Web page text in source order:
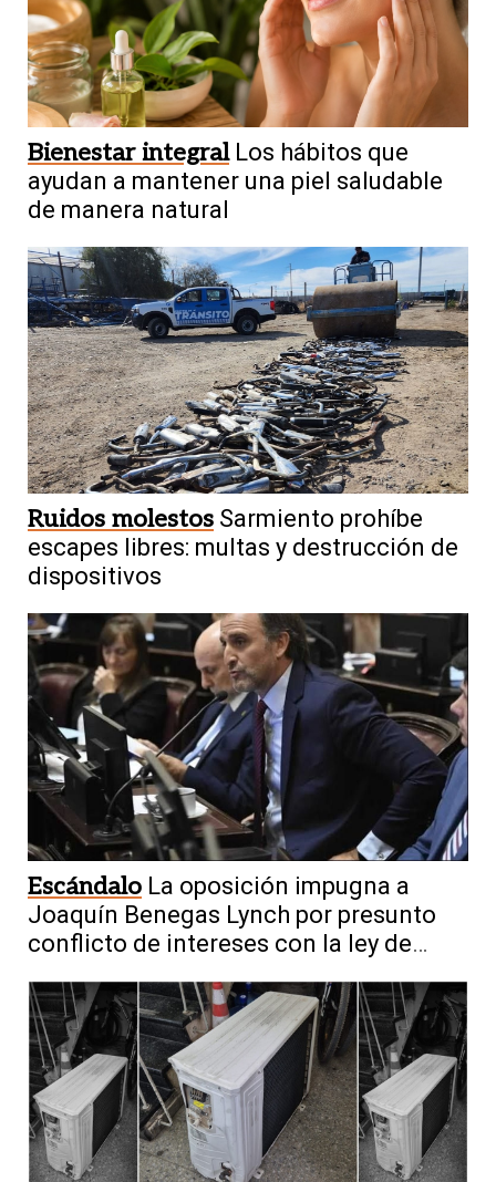
Bienestar integral Los hábitos que
ayudan a mantener una piel saludable
de manera natural
Ruidos molestos Sarmiento prohíbe
escapes libres: multas y destrucción de
dispositivos
Escándalo La oposición impugna a
Joaquín Benegas Lynch por presunto
conflicto de intereses con la ley de